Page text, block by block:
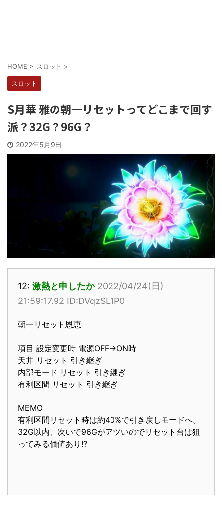
HOME > スロット >
スロット
S月華 雅の朝一リセットってどこまで回す
派？32G？96G？
2022年5月9日
12: 激熱と申したか 2022/04/24(日)
21:59:17.92 ID:DVqzSL1P0
朝一リセット恩恵
項目 設定変更時 電源OFF→ON時
天井 リセット 引き継ぎ
内部モード リセット 引き継ぎ
有利区間 リセット 引き継ぎ
MEMO
有利区間リセット時は約40%で引き戻しモードへ。
32G以内、次いで96Gがアツいのでリセット台は狙
ってみる価値あり!?